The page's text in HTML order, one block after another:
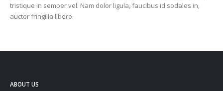
tristique in semper vel. Nam dolor ligula, faucibus id sodales in,
auctor fringilla libero.
ABOUT US